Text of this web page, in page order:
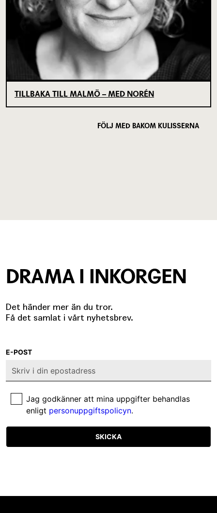
TILLBAKA TILL MALMÖ – MED NORÉN
FÖLJ MED BAKOM KULISSERNA
DRAMA I INKORGEN
Det händer mer än du tror.
Få det samlat i vårt nyhetsbrev.
E-POST
Jag godkänner att mina uppgifter behandlas
enligt personuppgiftspolicyn.
SKICKA